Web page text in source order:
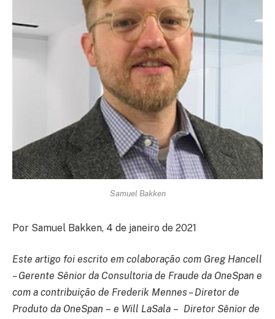
Samuel Bakken
Por Samuel Bakken, 4 de janeiro de 2021
Este artigo foi escrito em colaboração com Greg Hancell
– Gerente Sênior da Consultoria de Fraude da OneSpan e
com a contribuição de Frederik Mennes – Diretor de
Produto da OneSpan – e Will LaSala – Diretor Sênior de